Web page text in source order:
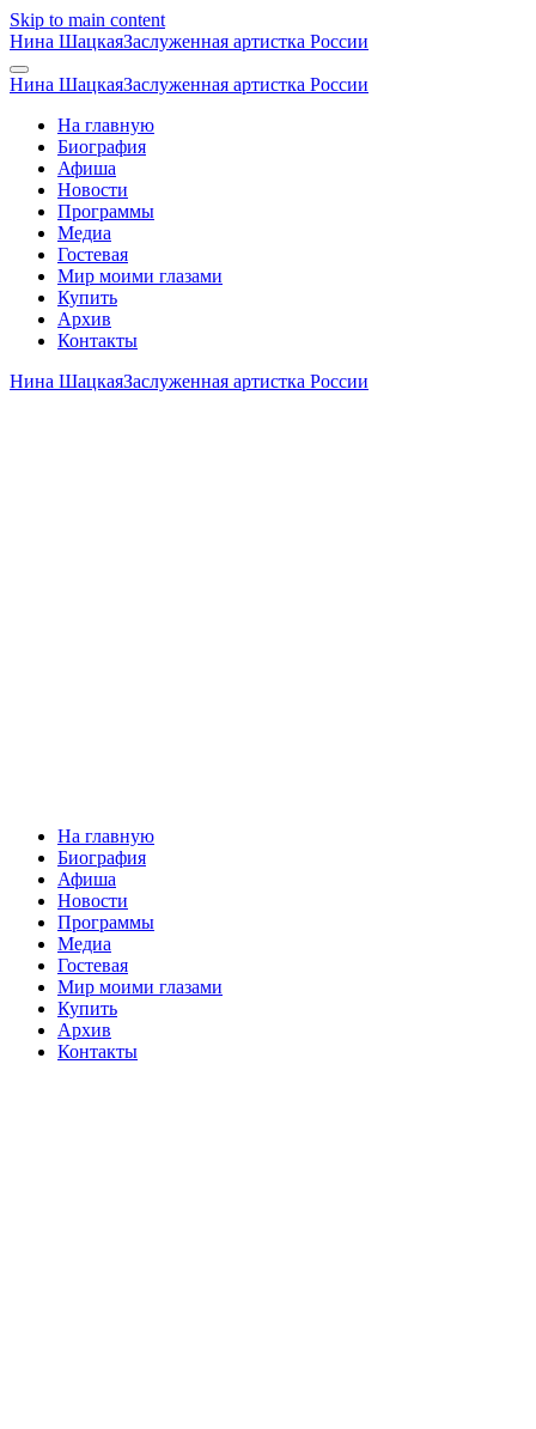
Skip to main content
Нина ШацкаяЗаслуженная артистка России
Нина ШацкаяЗаслуженная артистка России
На главную
Биография
Афиша
Новости
Программы
Медиа
Гостевая
Мир моими глазами
Купить
Архив
Контакты
Нина ШацкаяЗаслуженная артистка России
На главную
Биография
Афиша
Новости
Программы
Медиа
Гостевая
Мир моими глазами
Купить
Архив
Контакты